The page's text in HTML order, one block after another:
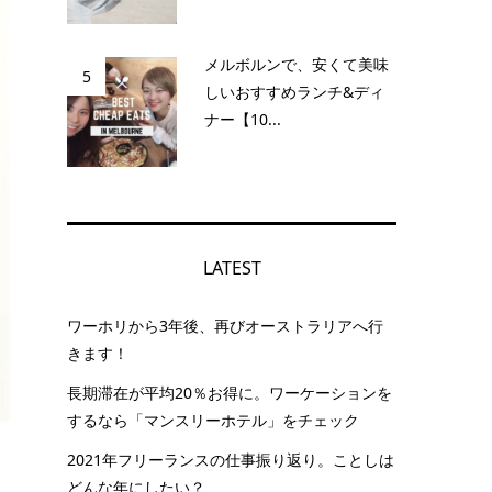
5
メルボルンで、安くて美味
しいおすすめランチ&ディ
ナー【10...
LATEST
ワーホリから3年後、再びオーストラリアへ行
きます！
長期滞在が平均20％お得に。ワーケーションを
するなら「マンスリーホテル」をチェック
2021年フリーランスの仕事振り返り。ことしは
どんな年にしたい？